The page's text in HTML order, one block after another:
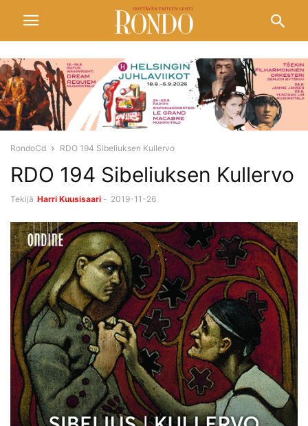
RondoCd RDO 194 Sibeliuksen Kullervo
RDO 194 Sibeliuksen Kullervo
Tekijä Harri Kuusisaari - 2019-11-26